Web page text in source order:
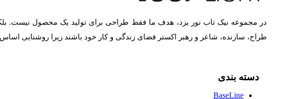
در مجموعه نیک تاب نور یزد، هدف ما فقط طراحی برای تولید یک محصول نیست.
طراح، سازنده، شاعر و رهبر اکستر فضای زندگی و کار خود باشند زیرا روشنایی
دسته بندی
BaseLine